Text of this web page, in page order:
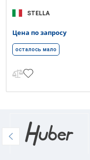
STELLA
Цена по запросу
осталось мало